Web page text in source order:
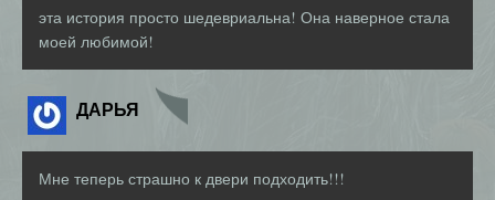
эта история просто шедевриальна! Она наверное стала
моей любимой!
ДАРЬЯ
Мне теперь страшно к двери подходить!!!